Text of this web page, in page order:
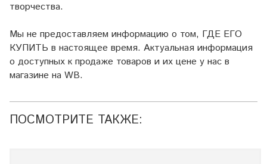
творчества.
Мы не предоставляем информацию о том, ГДЕ ЕГО
КУПИТЬ в настоящее время. Актуальная информация
о доступных к продаже товаров и их цене у нас в
магазине на WB.
ПОСМОТРИТЕ ТАКЖЕ: